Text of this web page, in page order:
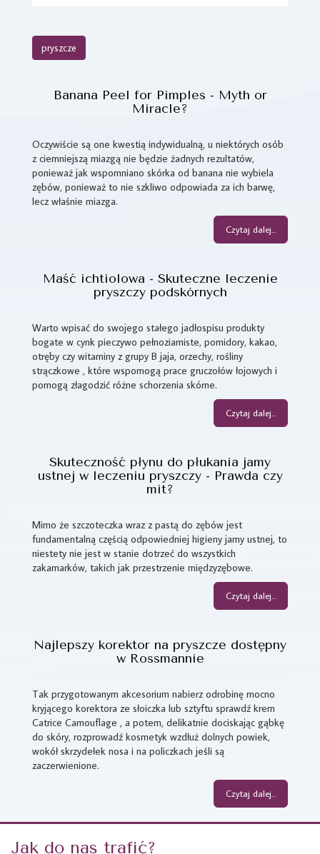
pryszcze
Banana Peel for Pimples - Myth or
Miracle?
Oczywiście są one kwestią indywidualną, u niektórych osób
z ciemniejszą miazgą nie będzie żadnych rezultatów,
ponieważ jak wspomniano skórka od banana nie wybiela
zębów, ponieważ to nie szkliwo odpowiada za ich barwę,
lecz właśnie miazga.
Czytaj dalej...
Maść ichtiolowa - Skuteczne leczenie
pryszczy podskórnych
Warto wpisać do swojego stałego jadłospisu produkty
bogate w cynk pieczywo pełnoziarniste, pomidory, kakao,
otręby czy witaminy z grupy B jaja, orzechy, rośliny
strączkowe , które wspomogą prace gruczołów łojowych i
pomogą złagodzić różne schorzenia skórne.
Czytaj dalej...
Skuteczność płynu do płukania jamy
ustnej w leczeniu pryszczy - Prawda czy
mit?
Mimo że szczoteczka wraz z pastą do zębów jest
fundamentalną częścią odpowiedniej higieny jamy ustnej, to
niestety nie jest w stanie dotrzeć do wszystkich
zakamarków, takich jak przestrzenie międzyzębowe.
Czytaj dalej...
Najlepszy korektor na pryszcze dostępny
w Rossmannie
Tak przygotowanym akcesorium nabierz odrobinę mocno
kryjącego korektora ze słoiczka lub sztyftu sprawdź krem
Catrice Camouflage , a potem, delikatnie dociskając gąbkę
do skóry, rozprowadź kosmetyk wzdłuż dolnych powiek,
wokół skrzydełek nosa i na policzkach jeśli są
zaczerwienione.
Czytaj dalej...
Jak do nas trafić?